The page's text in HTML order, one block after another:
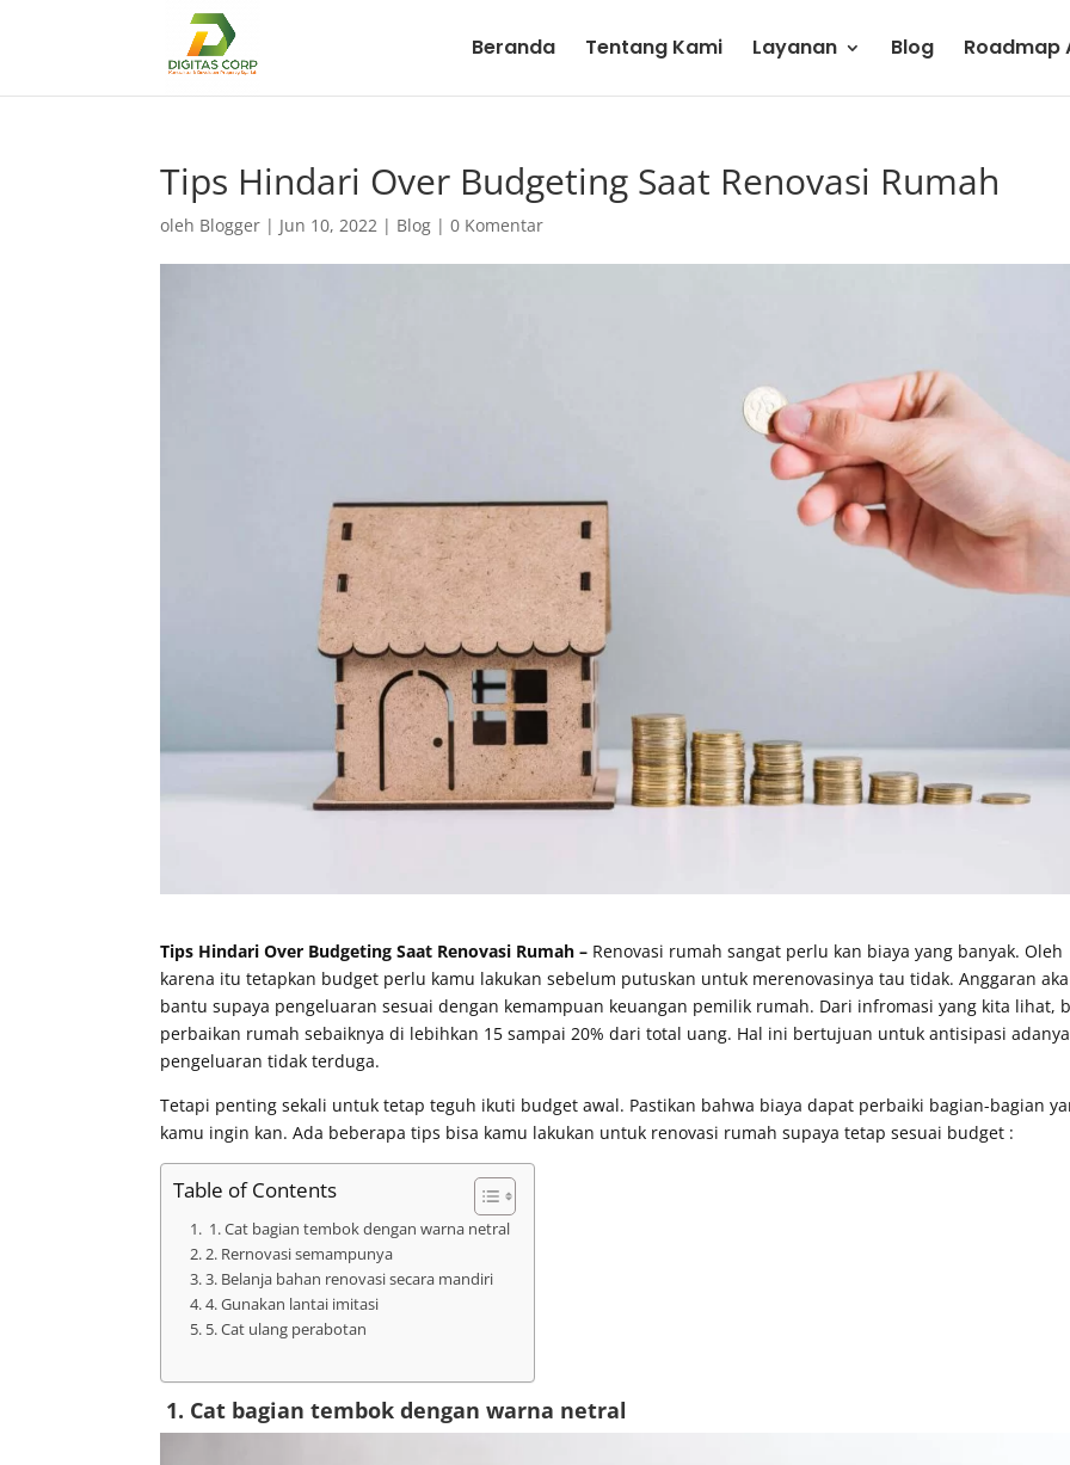
Beranda Tentang Kami Layanan Blog Roadmap
Tips Hindari Over Budgeting Saat Renovasi Rumah
oleh Blogger | Jun 10, 2022 | Blog |0 Komentar
Tips Hindari Over Budgeting Saat Renovasi Rumah – Renovasi rumah sangat perlu kan biaya yang banyak. Oleh
karena itu tetapkan budget perlu kamu lakukan sebelum putuskan untuk merenovasinya tau tidak. Anggaran
bantu supaya pengeluaran sesuai dengan kemampuan keuangan pemilik rumah. Dari infromasi yang kita lihat,
perbaikan rumah sebaiknya di lebihkan 15 sampai 20% dari total uang. Hal ini bertujuan untuk antisipasi adanya
pengeluaran tidak terduga.
Tetapi penting sekali untuk tetap teguh ikuti budget awal. Pastikan bahwa biaya dapat perbaiki bagian-bagian
kamu ingin kan. Ada beberapa tips bisa kamu lakukan untuk renovasi rumah supaya tetap sesuai budget :
Table of Contents
1. Cat bagian tembok dengan warna netral
2. Rernovasi semampunya
3. Belanja bahan renovasi secara mandiri
4. Gunakan lantai imitasi
5. Cat ulang perabotan
1. Cat bagian tembok dengan warna netral